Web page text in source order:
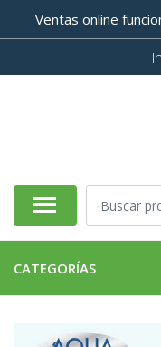
Ventas online
CATEGORÍAS